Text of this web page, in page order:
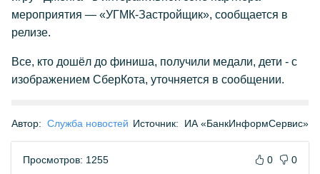
мероприятия — «УГМК-Застройщик», сообщается в
релизе.
Все, кто дошёл до финиша, получили медали, дети - с
изображением СберКота, уточняется в сообщении.
Автор: Служба новостей Источник: ИА «БанкИнформСервис»
Просмотров: 1255 0 0